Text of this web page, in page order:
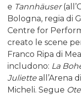
e Tannhäuser
Bologna, regia di
Centre for
creato le scene
Franco Ripa di
includono: La
Juliette all’Arena
Micheli. Segue